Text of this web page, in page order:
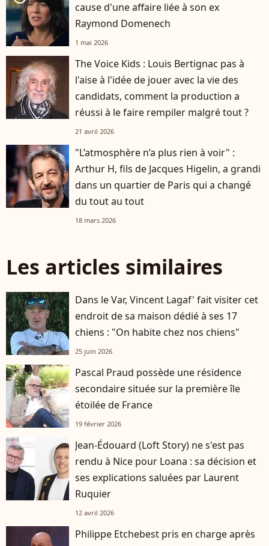
cause d'une affaire liée à son ex
Raymond Domenech
1 mai 2026
The Voice Kids : Louis Bertignac pas à
l'aise à l'idée de jouer avec la vie des
candidats, comment la production a
réussi à le faire rempiler malgré tout ?
21 avril 2026
"L’atmosphère n’a plus rien à voir" :
Arthur H, fils de Jacques Higelin, a grandi
dans un quartier de Paris qui a changé
du tout au tout
18 mars 2026
Les articles similaires
Dans le Var, Vincent Lagaf' fait visiter cet
endroit de sa maison dédié à ses 17
chiens : "On habite chez nos chiens"
25 juin 2026
Pascal Praud possède une résidence
secondaire située sur la première île
étoilée de France
19 février 2026
Jean-Édouard (Loft Story) ne s'est pas
rendu à Nice pour Loana : sa décision et
ses explications saluées par Laurent
Ruquier
12 avril 2026
Philippe Etchebest pris en charge après